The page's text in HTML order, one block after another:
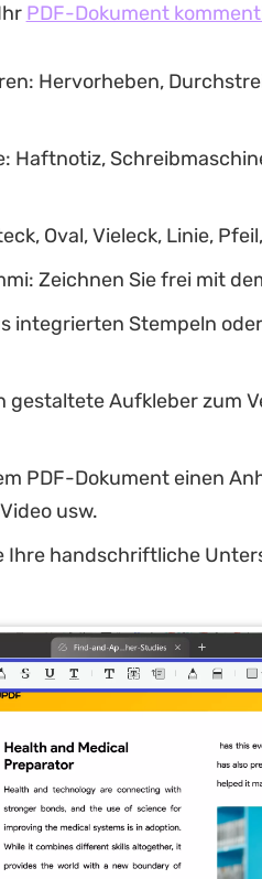
PDF-Dokument
Hervorheben,
Haftnotiz,
Oval, Vieleck, Linie,
Zeichnen Sie frei mit
integrierten Stempeln
gestaltete Aufkleber zum
PDF-Dokument einen
usw.
Ihre handschriftliche